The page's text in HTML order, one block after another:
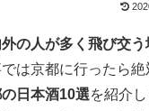
の人が多く飛び交う
は京都に行ったら絶
日本酒10選を紹介し